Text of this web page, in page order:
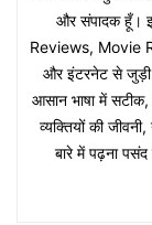
और संपादक हूँ।
Reviews, Movie
और इंटरनेट से जुड़ी
आसान भाषा में सटीक,
व्यक्तियों की
बारे में पढ़ना